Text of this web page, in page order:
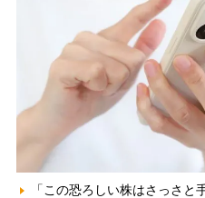
「この恐ろしい株はさっさ